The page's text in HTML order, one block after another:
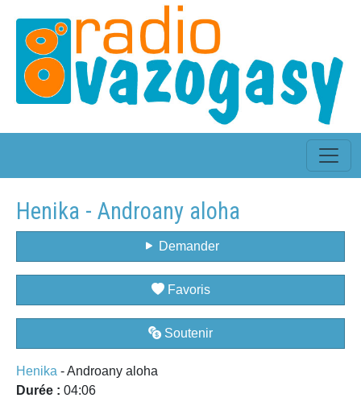
Henika - Androany aloha
Demander
Favoris
Soutenir
Henika - Androany aloha
Durée : 04:06